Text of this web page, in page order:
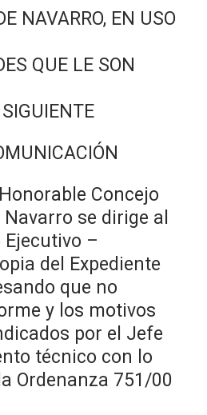
NAVARRO, EN USO
QUE LE SON
Concejo
se dirige al
–
del Expediente
que no
y los motivos
por el Jefe
técnico con lo
Ordenanza 751/00